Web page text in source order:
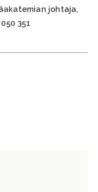
johtaja,
351